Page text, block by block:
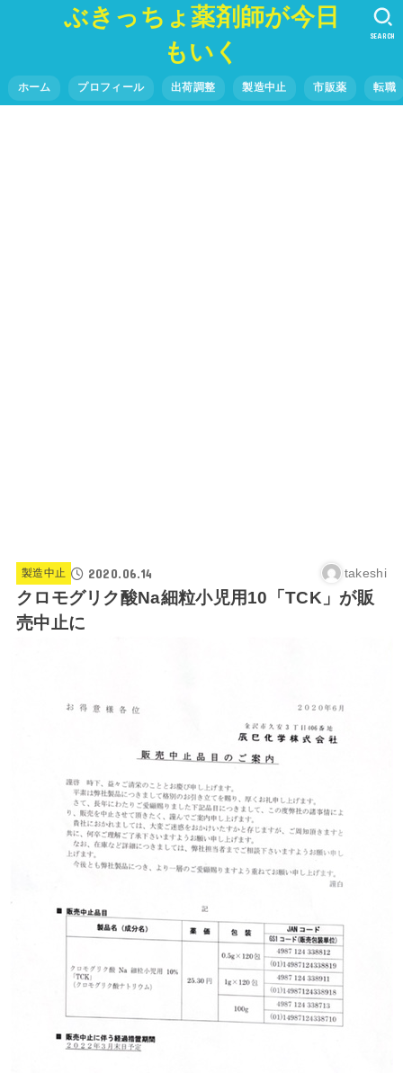
ぶきっちょ薬剤師が今日
もいく
ホーム プロフィール 出荷調整 製造中止 市販薬 転職
SEARCH
製造中止 2020.06.14 takeshi
クロモグリク酸Na細粒小児用10「TCK」が販
売中止に